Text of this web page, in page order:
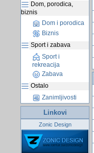
Dom, porodica,
biznis
Dom i porodica
Biznis
Sport i zabava
Sport i
rekreacija
Zabava
Ostalo
Zanimljivosti
Linkovi
Zonic Design